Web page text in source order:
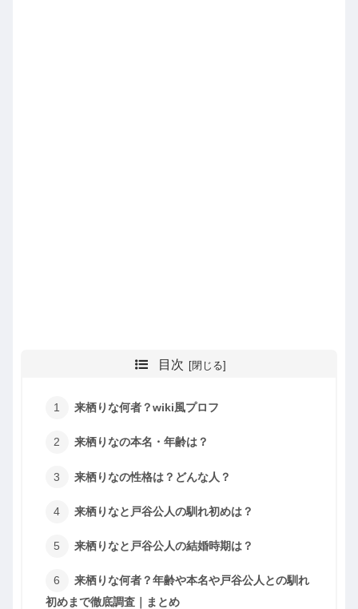
目次
来栖りな何者？wiki風プロフ
来栖りなの本名・年齢は？
来栖りなの性格は？どんな人？
来栖りなと戸谷公人の馴れ初めは？
来栖りなと戸谷公人の結婚時期は？
来栖りな何者？年齢や本名や戸谷公人との馴れ
初めまで徹底調査｜まとめ